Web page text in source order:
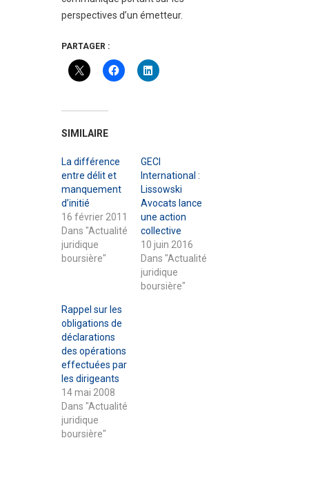
perspectives d’un émetteur.
PARTAGER :
SIMILAIRE
La différence
entre délit et
manquement
d’initié
16 février 2011
Dans "Actualité
juridique
boursière"
GECI
International :
Lissowski
Avocats lance
une action
collective
10 juin 2016
Dans "Actualité
juridique
boursière"
Rappel sur les
obligations de
déclarations
des opérations
effectuées par
les dirigeants
14 mai 2008
Dans "Actualité
juridique
boursière"